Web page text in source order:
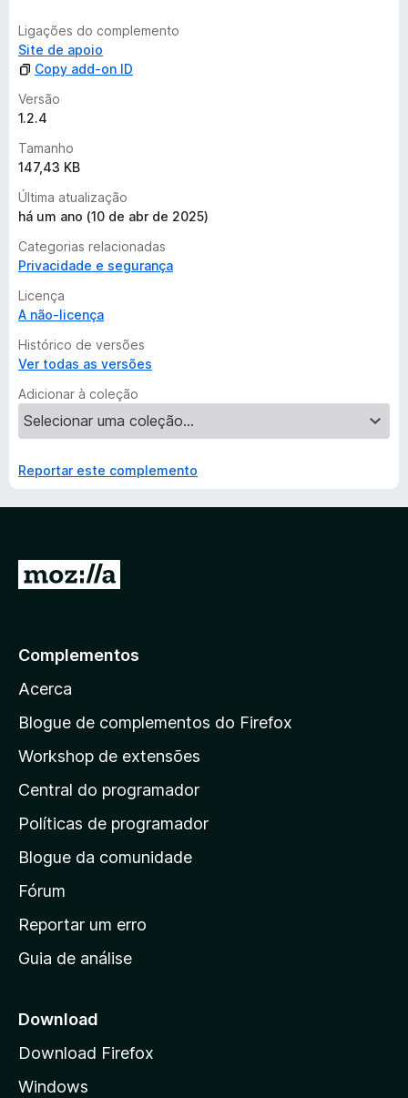
Ligações do complemento
Site de apoio
Copy add-on ID
Versão
1.2.4
Tamanho
147,43 KB
Última atualização
há um ano (10 de abr de 2025)
Categorias relacionadas
Privacidade e segurança
Licença
A não-licença
Histórico de versões
Ver todas as versões
Adicionar à coleção
Reportar este complemento
a
a
a
á
g
i
a
i
n
c
a
d
a
Complementos
Acerca
Blogue de complementos do Firefox
Workshop de extensões
Central do programador
Políticas de programador
Blogue da comunidade
Fórum
Reportar um erro
Guia de análise
Download
Download Firefox
Windows